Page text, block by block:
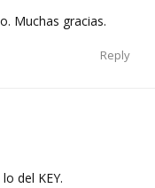
Muchas gracias.
Reply
del KEY.